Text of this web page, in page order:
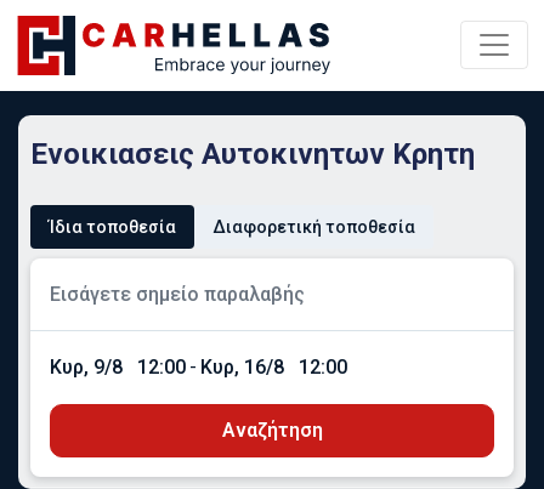
Ενοικιασεις Αυτοκινητων Κρητη
Ίδια τοποθεσία Διαφορετική τοποθεσία
Κυρ, 9/8 12:00 - Κυρ, 16/8 12:00
Αναζήτηση